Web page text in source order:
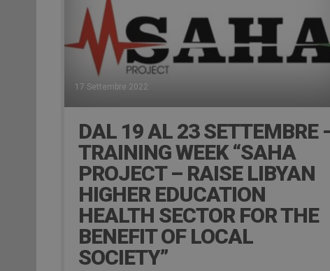
17 Settembre 2022
DAL 19 AL 23 SETTEMBRE
TRAINING WEEK “SAHA
PROJECT – RAISE LIBYAN
HIGHER EDUCATION
HEALTH SECTOR FOR THE
BENEFIT OF LOCAL
SOCIETY”